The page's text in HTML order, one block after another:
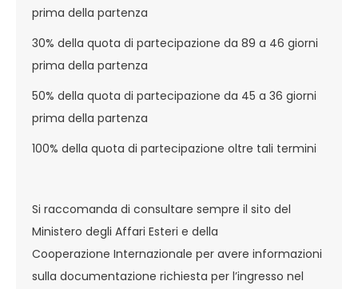
prima della partenza
30% della quota di partecipazione da 89 a 46 giorni
prima della partenza
50% della quota di partecipazione da 45 a 36 giorni
prima della partenza
100% della quota di partecipazione oltre tali termini
Si raccomanda di consultare sempre il sito del
Ministero degli Affari Esteri e della
Cooperazione Internazionale per avere informazioni
sulla documentazione richiesta per l’ingresso nel